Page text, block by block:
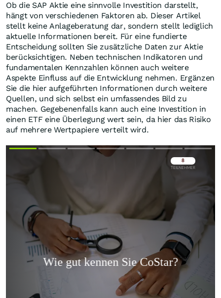
Ob die SAP Aktie eine sinnvolle Investition darstellt,
hängt von verschiedenen Faktoren ab. Dieser Artikel
stellt keine Anlageberatung dar, sondern stellt lediglich
aktuelle Informationen bereit. Für eine fundierte
Entscheidung sollten Sie zusätzliche Daten zur Aktie
berücksichtigen. Neben technischen Indikatoren und
fundamentalen Kennzahlen können auch weitere
Aspekte Einfluss auf die Entwicklung nehmen. Ergänzen
Sie die hier aufgeführten Informationen durch weitere
Quellen, und sich selbst ein umfassendes Bild zu
machen. Gegebenenfalls kann auch eine Investition in
einen ETF eine Überlegung wert sein, da hier das Risiko
auf mehrere Wertpapiere verteilt wird.
Überspringen